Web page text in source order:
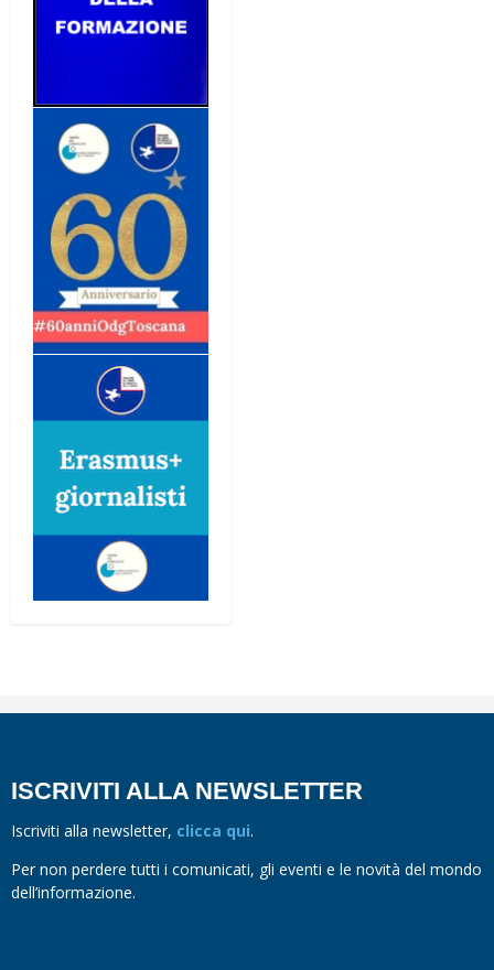
ISCRIVITI ALLA NEWSLETTER
Iscriviti alla newsletter, clicca qui.
Per non perdere tutti i comunicati, gli eventi e le novità del mondo
dell’informazione.